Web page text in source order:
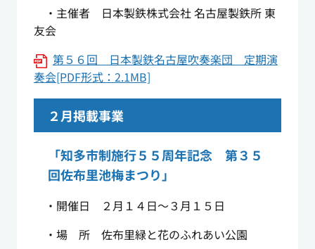
・主催者 日本製鉄株式会社 名古屋製鉄所 東
友会
第５６回 日本製鉄名古屋吹奏楽団 定期演
奏会[PDF形式：2.1MB]
２月掲載事業
「知多市制施行５５周年記念 第３５
回佐布里池梅まつり」
・開催日 ２月１４日～３月１５日
・場 所 佐布里緑と花のふれあい公園